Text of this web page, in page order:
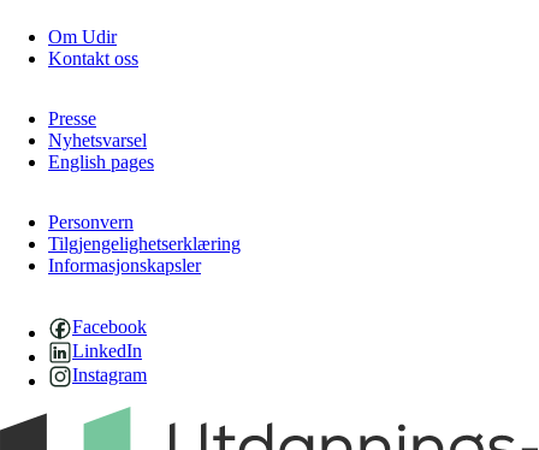
Om Udir
Kontakt oss
Presse
Nyhetsvarsel
English pages
Personvern
Tilgjengelighetserklæring
Informasjonskapsler
Facebook
LinkedIn
Instagram